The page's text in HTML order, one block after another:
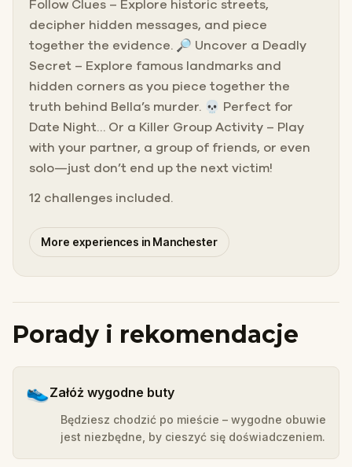
Follow Clues – Explore historic streets,
decipher hidden messages, and piece
together the evidence. 🔎 Uncover a Deadly
Secret – Explore famous landmarks and
hidden corners as you piece together the
truth behind Bella’s murder. 💀 Perfect for
Date Night… Or a Killer Group Activity – Play
with your partner, a group of friends, or even
solo—just don’t end up the next victim!
12 challenges included.
More experiences in Manchester
Porady i rekomendacje
👟Załóż wygodne buty
Będziesz chodzić po mieście – wygodne obuwie
jest niezbędne, by cieszyć się doświadczeniem.